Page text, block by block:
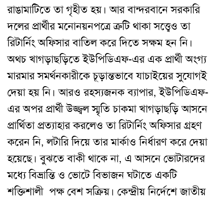
রাঙামাটিতে তা গৃহীত হয়। আর বান্দরবানে সরকারি
দলের প্রার্থীর মনোনয়নপত্রে ত্রুটি থাকা সত্ত্বেও তা
রিটার্নিং অফিসার বাতিল করে দিতে সক্ষম হন নি।
অথচ খাগড়াছড়িতে ইউপিডিএফ-এর এক প্রার্থী অংগ্য
মারমার সমর্থনকারীকে চূড়ান্তভাবে যাচাইয়ের সুযোগই
দেয়া হয় নি। আরও রহস্যজনক ব্যাপার, ইউপিডিএফ-
এর অপর প্রার্থী উজ্জ্বল স্মৃতি চাকমা খাগড়াছড়ি আসনে
প্রার্থিতা প্রত্যাহার করলেও তা রিটার্নিং অফিসার গ্রহণ
করেন নি, লটারি দিয়ে তার মার্কাও নির্ধারণ করে দেয়া
হয়েছে। বুঝতে বাকী থাকে না, এ আসনে ভোটারদের
মধ্যে বিভ্রান্তি ও ভোটে বিভাজন ঘটাতে একটি
শক্তিশালী পক্ষ বেশ সক্রিয়। কেন্দ্রীয় নির্দেশে জাতীয়